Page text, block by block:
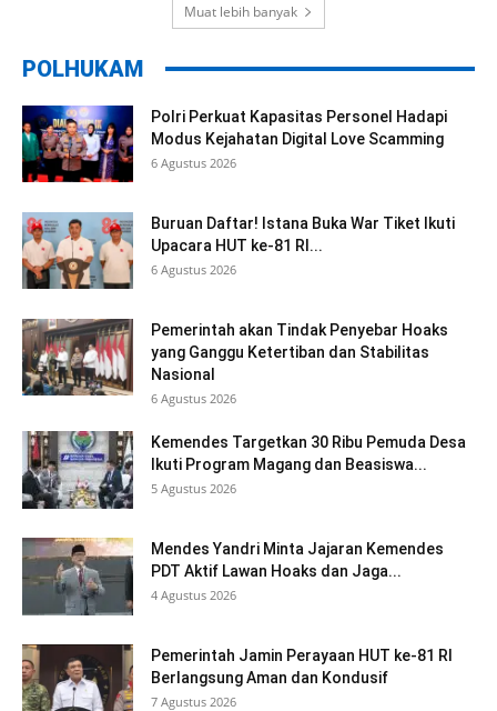
Muat lebih banyak
POLHUKAM
Polri Perkuat Kapasitas Personel Hadapi
Modus Kejahatan Digital Love Scamming
6 Agustus 2026
Buruan Daftar! Istana Buka War Tiket Ikuti
Upacara HUT ke-81 RI...
6 Agustus 2026
Pemerintah akan Tindak Penyebar Hoaks
yang Ganggu Ketertiban dan Stabilitas
Nasional
6 Agustus 2026
Kemendes Targetkan 30 Ribu Pemuda Desa
Ikuti Program Magang dan Beasiswa...
5 Agustus 2026
Mendes Yandri Minta Jajaran Kemendes
PDT Aktif Lawan Hoaks dan Jaga...
4 Agustus 2026
Pemerintah Jamin Perayaan HUT ke-81 RI
Berlangsung Aman dan Kondusif
7 Agustus 2026